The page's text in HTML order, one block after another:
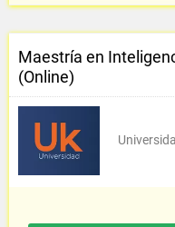
Maestría en
(Online)